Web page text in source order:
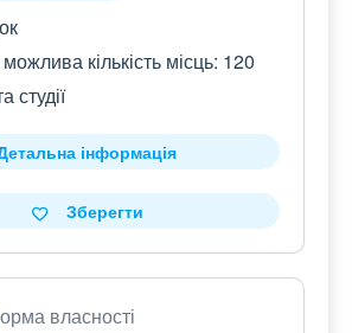
кількість місць: 120
студії
інформація
Зберегти
власності